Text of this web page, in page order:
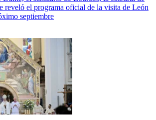
reveló el programa oficial de la visita de León
septiembre